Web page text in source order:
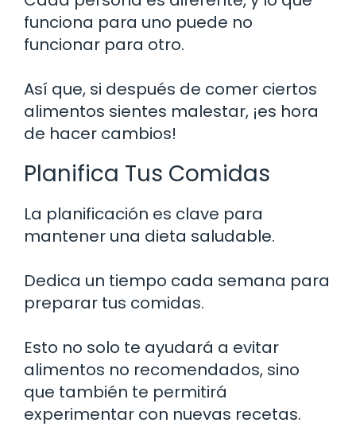
funciona para uno puede no
funcionar para otro.
Así que, si después de comer ciertos
alimentos sientes malestar, ¡es hora
de hacer cambios!
Planifica Tus Comidas
La planificación es clave para
mantener una dieta saludable.
Dedica un tiempo cada semana para
preparar tus comidas.
Esto no solo te ayudará a evitar
alimentos no recomendados, sino
que también te permitirá
experimentar con nuevas recetas.